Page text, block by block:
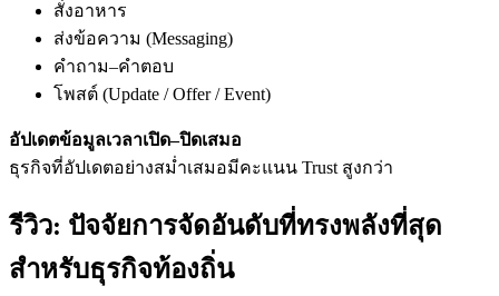
สั่งอาหาร
ส่งข้อความ (Messaging)
คำถาม–คำตอบ
โพสต์ (Update / Offer / Event)
อัปเดตข้อมูลเวลาเปิด–ปิดเสมอ
ธุรกิจที่อัปเดตอย่างสม่ำเสมอมีคะแนน Trust สูงกว่า
รีวิว: ปัจจัยการจัดอันดับที่ทรงพลังที่สุด
สำหรับธุรกิจท้องถิ่น